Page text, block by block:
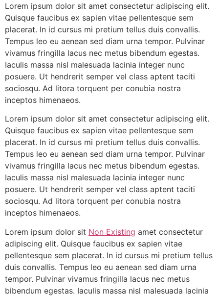
Lorem ipsum dolor sit amet consectetur adipiscing elit.
Quisque faucibus ex sapien vitae pellentesque sem
placerat. In id cursus mi pretium tellus duis convallis.
Tempus leo eu aenean sed diam urna tempor. Pulvinar
vivamus fringilla lacus nec metus bibendum egestas.
Iaculis massa nisl malesuada lacinia integer nunc
posuere. Ut hendrerit semper vel class aptent taciti
sociosqu. Ad litora torquent per conubia nostra
inceptos himenaeos.
Lorem ipsum dolor sit amet consectetur adipiscing elit.
Quisque faucibus ex sapien vitae pellentesque sem
placerat. In id cursus mi pretium tellus duis convallis.
Tempus leo eu aenean sed diam urna tempor. Pulvinar
vivamus fringilla lacus nec metus bibendum egestas.
Iaculis massa nisl malesuada lacinia integer nunc
posuere. Ut hendrerit semper vel class aptent taciti
sociosqu. Ad litora torquent per conubia nostra
inceptos himenaeos.
Lorem ipsum dolor sit Non Existing amet consectetur
adipiscing elit. Quisque faucibus ex sapien vitae
pellentesque sem placerat. In id cursus mi pretium tellus
duis convallis. Tempus leo eu aenean sed diam urna
tempor. Pulvinar vivamus fringilla lacus nec metus
bibendum egestas. Iaculis massa nisl malesuada lacinia